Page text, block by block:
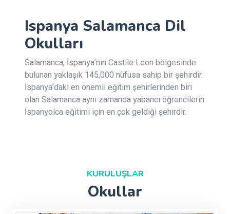
Ispanya Salamanca Dil
Okulları
Salamanca, İspanya’nın Castile Leon bölgesinde
bulunan yaklaşık 145,000 nüfusa sahip bir şehirdir.
İspanya’daki en önemli eğitim şehirlerinden biri
olan Salamanca aynı zamanda yabancı öğrencilerin
İspanyolca eğitimi için en çok geldiği şehirdir.
KURULUŞLAR
Okullar